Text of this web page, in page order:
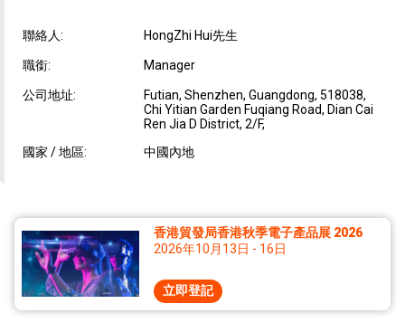
聯絡人: HongZhi Hui先生
職銜: Manager
公司地址:
Futian, Shenzhen, Guangdong, 518038,
Chi Yitian Garden Fuqiang Road, Dian Cai
Ren Jia D District, 2/F,
國家 / 地區:
中國內地
香港貿發局香港秋季電子產品展 2026
2026年10月13日 - 16日
立即登記